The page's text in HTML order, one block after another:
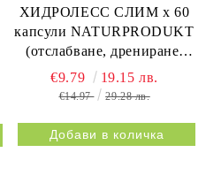
ХИДРОЛЕСС СЛИМ х 60
капсули NATURPRODUKT
(отслабване, дрениране,
метаболизъм)
€9.79 19.15 лв.
€14.97 29.28 лв.